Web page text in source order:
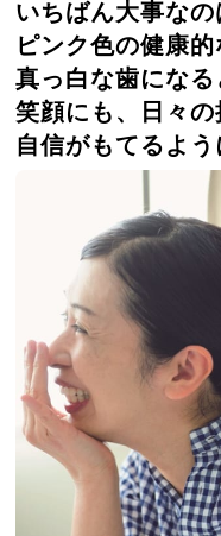
いちばん大事なの
ピンク色の健康的
真っ白な歯になる
笑顔にも、日々の
自信がもてるよう